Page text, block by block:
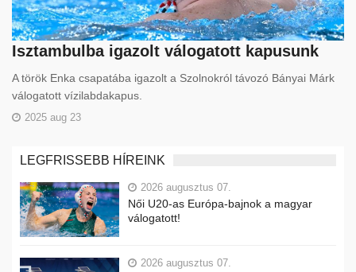
Isztambulba igazolt válogatott kapusunk
A török Enka csapatába igazolt a Szolnokról távozó Bányai Márk
válogatott vízilabdakapus.
2025 aug 23
LEGFRISSEBB HÍREINK
2026 augusztus 07.
Női U20-as Európa-bajnok a magyar
válogatott!
2026 augusztus 07.